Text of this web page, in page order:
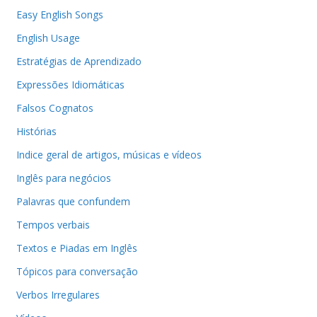
Easy English Songs
English Usage
Estratégias de Aprendizado
Expressões Idiomáticas
Falsos Cognatos
Histórias
Indice geral de artigos, músicas e vídeos
Inglês para negócios
Palavras que confundem
Tempos verbais
Textos e Piadas em Inglês
Tópicos para conversação
Verbos Irregulares